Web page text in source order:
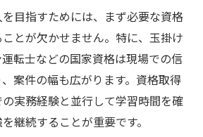
目指すためには、まず必要な資格
とが欠かせません。特に、玉掛け
転士などの国家資格は現場での信
案件の幅も広がります。資格取得
実務経験と並行して学習時間を確
継続することが重要です。